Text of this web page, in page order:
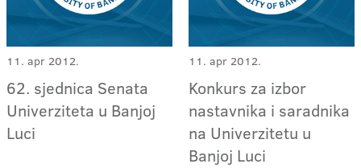
11. apr 2012.
62. sjednica Senata
Univerziteta u Banjoj
Luci
11. apr 2012.
Konkurs za izbor
nastavnika i saradnika
na Univerzitetu u
Banjoj Luci